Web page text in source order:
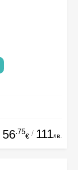
56.75
€ / 111лв.